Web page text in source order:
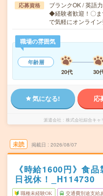
応募資格
ブランクOK / 英語
◆経験者歓迎！〇ま
で気軽にオンライ
職場の雰囲気
年齢層
20代
30
気になる! 応
派遣会社 株式会社綜合キャ
未読 掲載日 2026/08/07
《時給1600円》食
日祝休！_H114730
職種未経験OK 交通費別途支給